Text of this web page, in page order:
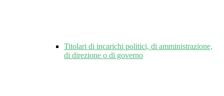
Titolari di incarichi politici, di amministrazione,
di direzione o di governo